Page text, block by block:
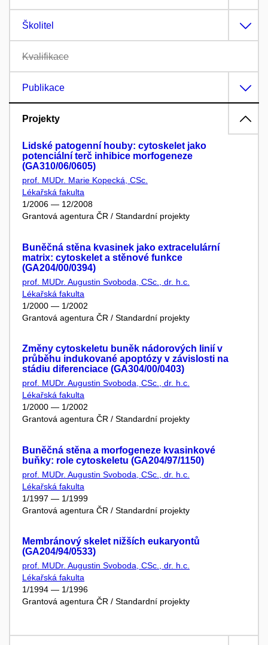
Školitel
Kvalifikace
Publikace
Projekty
Lidské patogenní houby: cytoskelet jako
potenciální terč inhibice morfogeneze
(GA310/06/0605)
prof. MUDr. Marie Kopecká, CSc.
Lékařská fakulta
1/2006 — 12/2008
Grantová agentura ČR / Standardní projekty
Buněčná stěna kvasinek jako extracelulární
matrix: cytoskelet a stěnové funkce
(GA204/00/0394)
prof. MUDr. Augustin Svoboda, CSc., dr. h.c.
Lékařská fakulta
1/2000 — 1/2002
Grantová agentura ČR / Standardní projekty
Změny cytoskeletu buněk nádorových linií v
průběhu indukované apoptózy v závislosti na
stádiu diferenciace (GA304/00/0403)
prof. MUDr. Augustin Svoboda, CSc., dr. h.c.
Lékařská fakulta
1/2000 — 1/2002
Grantová agentura ČR / Standardní projekty
Buněčná stěna a morfogeneze kvasinkové
buňky: role cytoskeletu (GA204/97/1150)
prof. MUDr. Augustin Svoboda, CSc., dr. h.c.
Lékařská fakulta
1/1997 — 1/1999
Grantová agentura ČR / Standardní projekty
Membránový skelet nižších eukaryontů
(GA204/94/0533)
prof. MUDr. Augustin Svoboda, CSc., dr. h.c.
Lékařská fakulta
1/1994 — 1/1996
Grantová agentura ČR / Standardní projekty